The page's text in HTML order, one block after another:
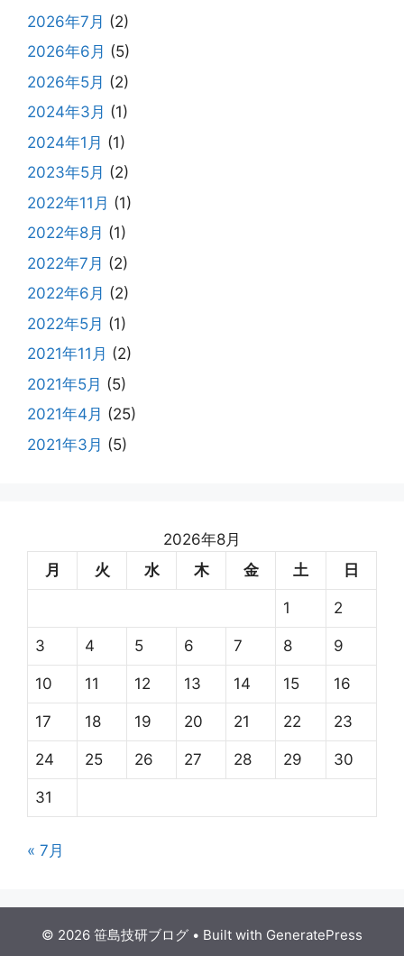
2026年7月 (2)
2026年6月 (5)
2026年5月 (2)
2024年3月 (1)
2024年1月 (1)
2023年5月 (2)
2022年11月 (1)
2022年8月 (1)
2022年7月 (2)
2022年6月 (2)
2022年5月 (1)
2021年11月 (2)
2021年5月 (5)
2021年4月 (25)
2021年3月 (5)
2026年8月
月
火 水 木 金 土 日
1 2
3 4 5 6 7 8 9
10 11 12 13 14 15 16
17 18 19 20 21 22 23
24 25 26 27 28 29 30
31
« 7月
© 2026 笹島技研ブログ • Built with GeneratePress